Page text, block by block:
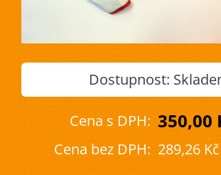
Dostupnost:
Cena s DPH: 350,00
Cena bez DPH: 289,26 Kč